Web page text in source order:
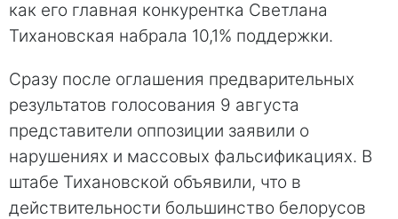
как его главная конкурентка Светлана
Тихановская набрала 10,1% поддержки.
Сразу после оглашения предварительных
результатов голосования 9 августа
представители оппозиции заявили о
нарушениях и массовых фальсификациях. В
штабе Тихановской объявили, что в
действительности большинство белорусов